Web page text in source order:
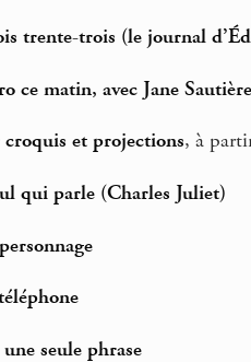
trente-trois (le journal
ce matin, avec Jane Sautière
croquis et projections, à
qui parle (Charles Juliet)
seule phrase